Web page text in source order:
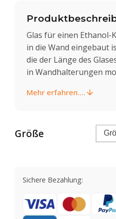
Glas für einen Ethanol-
in die Wand eingebaut
die der Länge des
in Wandhalterungen
Mehr erfahren....
Größe
Sichere Bezahlung: